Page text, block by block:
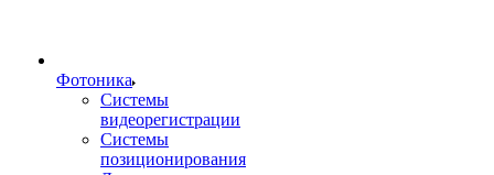
Фотоника
Cистемы
видеорегистрации
Системы
позиционирования